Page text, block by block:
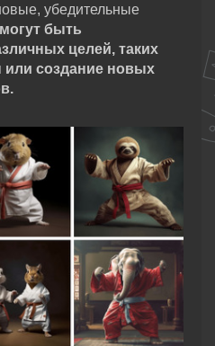
убедительные
могут быть
целей, таких
или создание новых